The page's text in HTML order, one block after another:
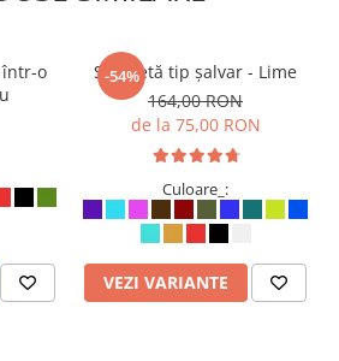
într-o
-54%
Salopetă tip șalvar - Lime
164,00 RON
de la 75,00 RON
Culoare_:
VEZI VARIANTE